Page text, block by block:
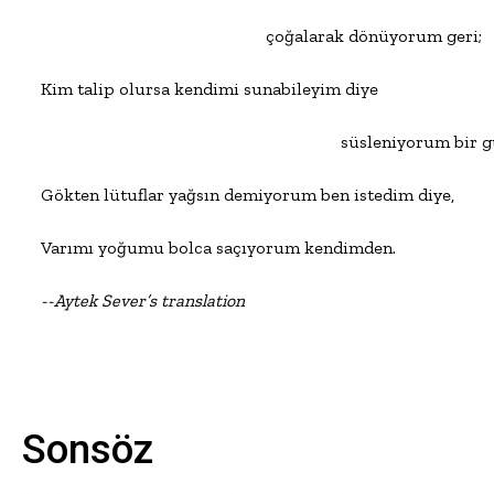
                                                   çoğalarak dönüyorum geri;
Kim talip olursa kendimi sunabileyim diye
süsleniyorum bir
Gökten lütuflar yağsın demiyorum ben istedim diye,
Varımı yoğumu bolca saçıyorum kendimden.
--Aytek Sever’s translation
Sonsöz